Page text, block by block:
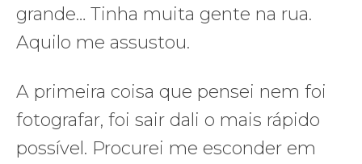
grande… Tinha muita gente na rua.
Aquilo me assustou.
A primeira coisa que pensei nem foi
fotografar, foi sair dali o mais rápido
possível. Procurei me esconder em